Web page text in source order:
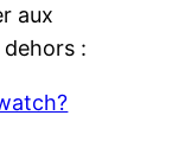
aux
: